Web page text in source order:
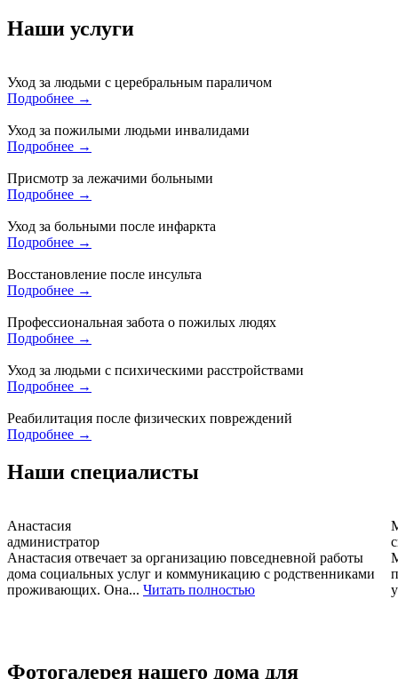
Наши услуги
Уход за людьми с церебральным параличом
Подробнее →
Уход за пожилыми людьми инвалидами
Подробнее →
Присмотр за лежачими больными
Подробнее →
Уход за больными после инфаркта
Подробнее →
Восстановление после инсульта
Подробнее →
Профессиональная забота о пожилых людях
Подробнее →
Уход за людьми с психическими расстройствами
Подробнее →
Реабилитация после физических повреждений
Подробнее →
Наши специалисты
Анастасия
администратор
Анастасия отвечает за организацию повседневной работы
дома социальных услуг и коммуникацию с родственниками
проживающих. Она... Читать полностью
Фотогалерея нашего дома для